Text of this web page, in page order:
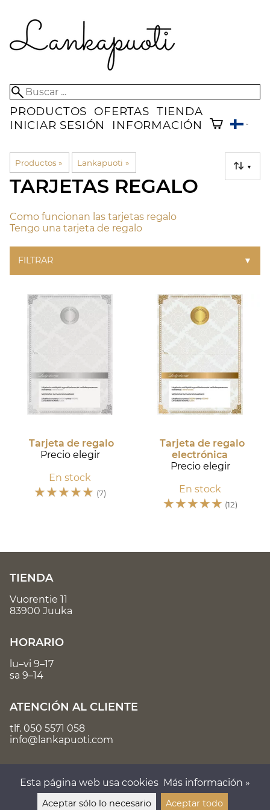
PRODUCTOS OFERTAS TIENDA
INICIAR SESIÓN
INFORMACIÓN
Productos ‪» Lankapuoti ‪» ▼
TARJETAS REGALO
Como funcionan las tarjetas regalo
Tengo una tarjeta de regalo
FILTRAR ▼
Tarjeta de regalo
Precio elegir
En stock
☆☆☆☆☆ (7)
Tarjeta de regalo
electrónica
Precio elegir
En stock
☆☆☆☆☆ (12)
TIENDA
Vuorentie 11
83900 Juuka
HORARIO
lu–vi 9–17
sa 9–14
ATENCIÓN AL CLIENTE
tlf. 050 5571 058
info@lankapuoti.com
Esta página web usa cookies Más información »
Aceptar sólo lo necesario Aceptar todo